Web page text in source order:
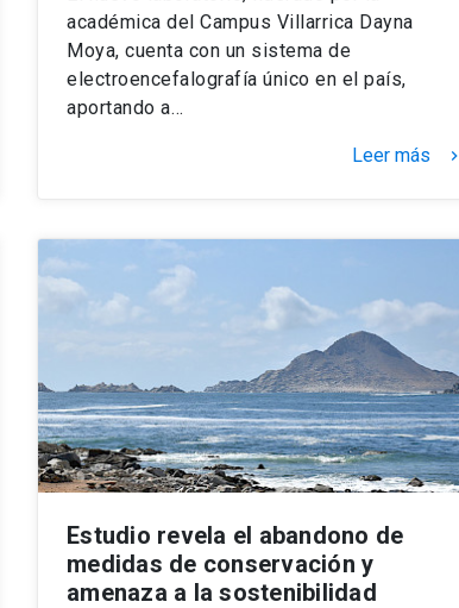
académica del Campus Villarrica Dayna
Moya, cuenta con un sistema de
electroencefalografía único en el país,
aportando a…
Leer más keyboard_arrow_right
Estudio revela el abandono de
medidas de conservación y
amenaza a la sostenibilidad